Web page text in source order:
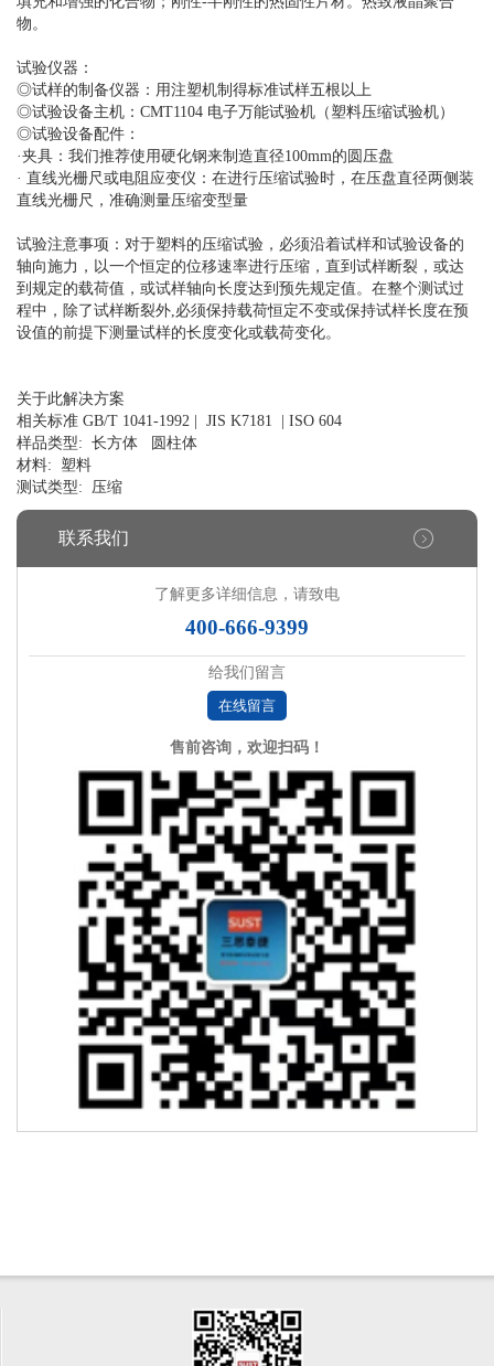
物。
试验仪器：
◎试样的制备仪器：用注塑机制得标准试样五根以上
◎试验设备主机：CMT1104 电子万能试验机（塑料压缩试验机）
◎试验设备配件：
·夹具：我们推荐使用硬化钢来制造直径100mm的圆压盘
· 直线光栅尺或电阻应变仪：在进行压缩试验时，在压盘直径两侧装
直线光栅尺，准确测量压缩变型量
试验注意事项：对于塑料的压缩试验，必须沿着试样和试验设备的
轴向施力，以一个恒定的位移速率进行压缩，直到试样断裂，或达
到规定的载荷值，或试样轴向长度达到预先规定值。在整个测试过
程中，除了试样断裂外,必须保持载荷恒定不变或保持试样长度在预
设值的前提下测量试样的长度变化或载荷变化。
关于此解决方案
相关标准 GB/T 1041-1992 | JIS K7181 | ISO 604
样品类型: 长方体 圆柱体
材料: 塑料
测试类型: 压缩
联系我们
了解更多详细信息，请致电
400-666-9399
给我们留言
在线留言
售前咨询，欢迎扫码！